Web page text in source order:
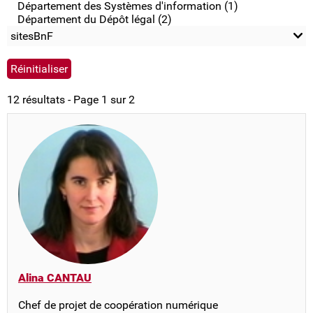
Département des Systèmes d'information (1)
Département du Dépôt légal (2)
sitesBnF
12 résultats - Page 1 sur 2
Alina CANTAU
Chef de projet de coopération numérique